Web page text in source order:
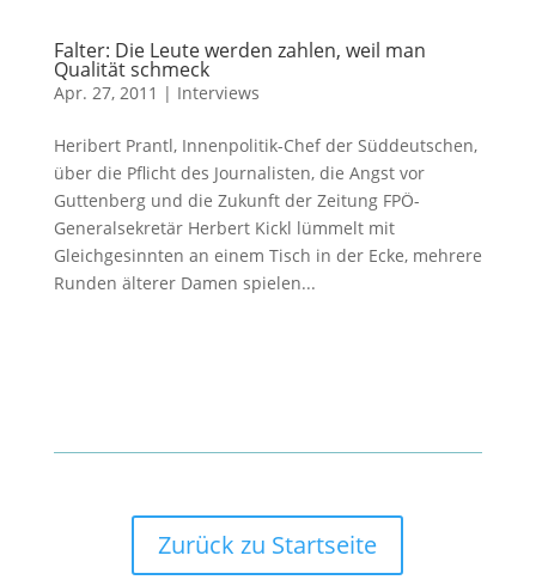
Falter: Die Leute werden zahlen, weil man
Qualität schmeck
Apr. 27, 2011 | Interviews
Heribert Prantl, Innenpolitik-Chef der Süddeutschen,
über die Pflicht des Journalisten, die Angst vor
Guttenberg und die Zukunft der Zeitung FPÖ-
Generalsekretär Herbert Kickl lümmelt mit
Gleichgesinnten an einem Tisch in der Ecke, mehrere
Runden älterer Damen spielen...
Zurück zu Startseite